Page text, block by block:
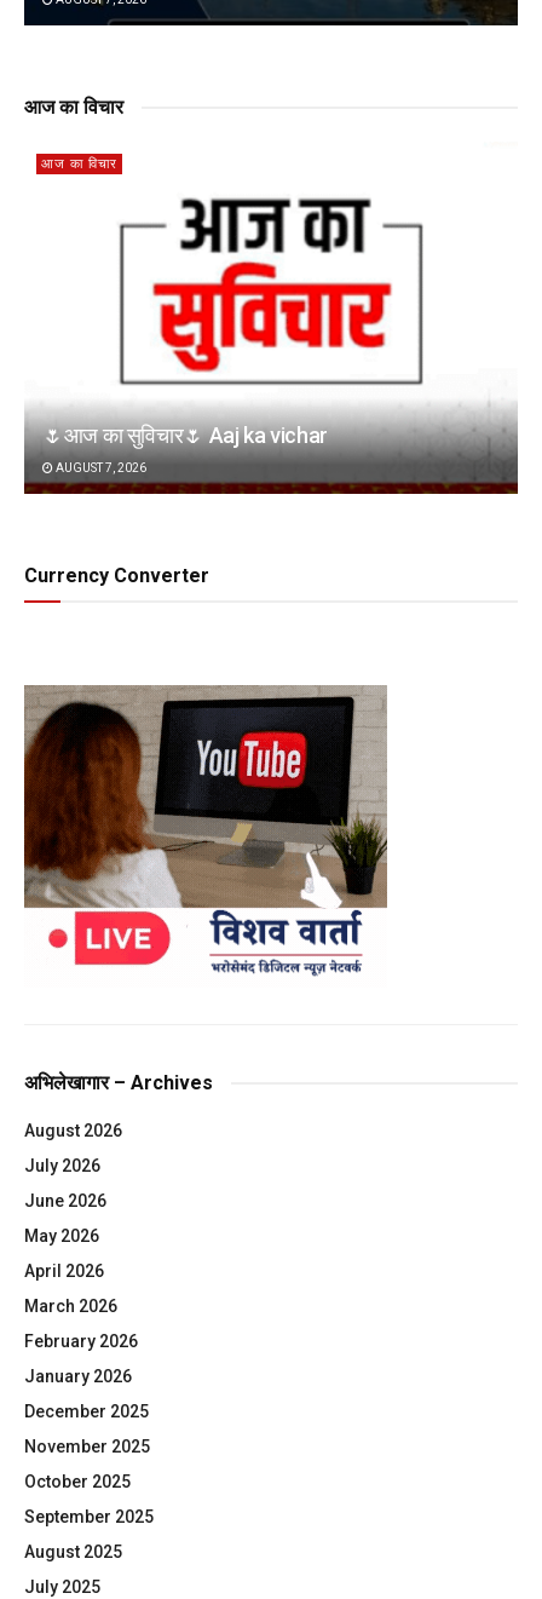
आज का विचार
आज का विचार
🌷आज का सुविचार🌷 Aaj ka vichar
AUGUST 7, 2026
Currency Converter
अभिलेखागार – Archives
August 2026
July 2026
June 2026
May 2026
April 2026
March 2026
February 2026
January 2026
December 2025
November 2025
October 2025
September 2025
August 2025
July 2025